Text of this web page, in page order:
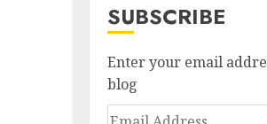
SUBSCRIBE
Enter your email
blog
Email